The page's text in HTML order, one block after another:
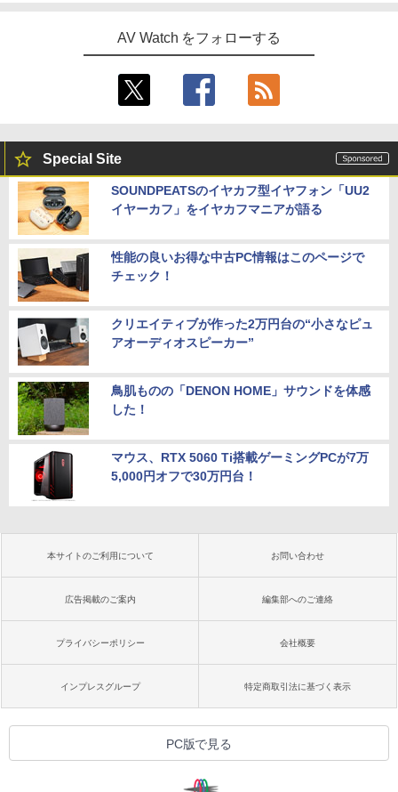
AV Watch をフォローする
Special Site
SOUNDPEATSのイヤカフ型イヤフォン「UU2
イヤーカフ」をイヤカフマニアが語る
性能の良いお得な中古PC情報はこのページで
チェック！
クリエイティブが作った2万円台の“小さなピュ
アオーディオスピーカー”
鳥肌ものの「DENON HOME」サウンドを体感
した！
マウス、RTX 5060 Ti搭載ゲーミングPCが7万
5,000円オフで30万円台！
本サイトのご利用について お問い合わせ
広告掲載のご案内 編集部へのご連絡
プライバシーポリシー 会社概要
インプレスグループ 特定商取引法に基づく表示
PC版で見る